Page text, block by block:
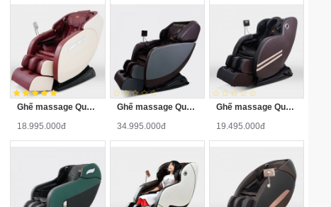
Ghế massage Queen Crown QC L8
18.995.000đ
Ghế massage Queen Crown QC SL11
34.995.000đ
Ghế massage Queen Crown QC V9
19.495.000đ